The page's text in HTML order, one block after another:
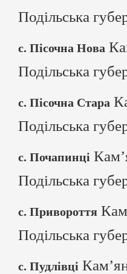
Подільська
с. Пісочна Нова
Подільська
с. Пісочна Стара
Подільська
с. Почапинці
Подільська
с. Привороття
Подільська
с. Пудлівці